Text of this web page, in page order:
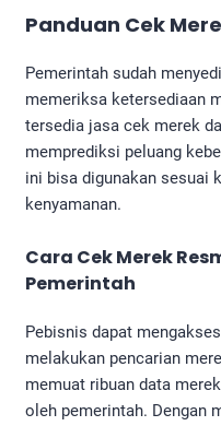
Panduan Cek
Pemerintah sudah
memeriksa ketersediaan
tersedia jasa cek merek
memprediksi peluang
ini bisa digunakan sesuai
kenyamanan.
Cara Cek Merek
Pemerintah
Pebisnis dapat
melakukan pencarian
memuat ribuan data
oleh pemerintah. Dengan